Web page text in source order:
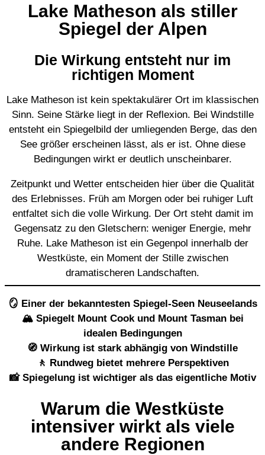
Lake Matheson als stiller
Spiegel der Alpen
Die Wirkung entsteht nur im
richtigen Moment
Lake Matheson ist kein spektakulärer Ort im klassischen
Sinn. Seine Stärke liegt in der Reflexion. Bei Windstille
entsteht ein Spiegelbild der umliegenden Berge, das den
See größer erscheinen lässt, als er ist. Ohne diese
Bedingungen wirkt er deutlich unscheinbarer.
Zeitpunkt und Wetter entscheiden hier über die Qualität
des Erlebnisses. Früh am Morgen oder bei ruhiger Luft
entfaltet sich die volle Wirkung. Der Ort steht damit im
Gegensatz zu den Gletschern: weniger Energie, mehr
Ruhe. Lake Matheson ist ein Gegenpol innerhalb der
Westküste, ein Moment der Stille zwischen
dramatischeren Landschaften.
🪞 Einer der bekanntesten Spiegel-Seen Neuseelands
🏔️ Spiegelt Mount Cook und Mount Tasman bei
idealen Bedingungen
🧭 Wirkung ist stark abhängig von Windstille
🚶 Rundweg bietet mehrere Perspektiven
📸 Spiegelung ist wichtiger als das eigentliche Motiv
Warum die Westküste
intensiver wirkt als viele
andere Regionen